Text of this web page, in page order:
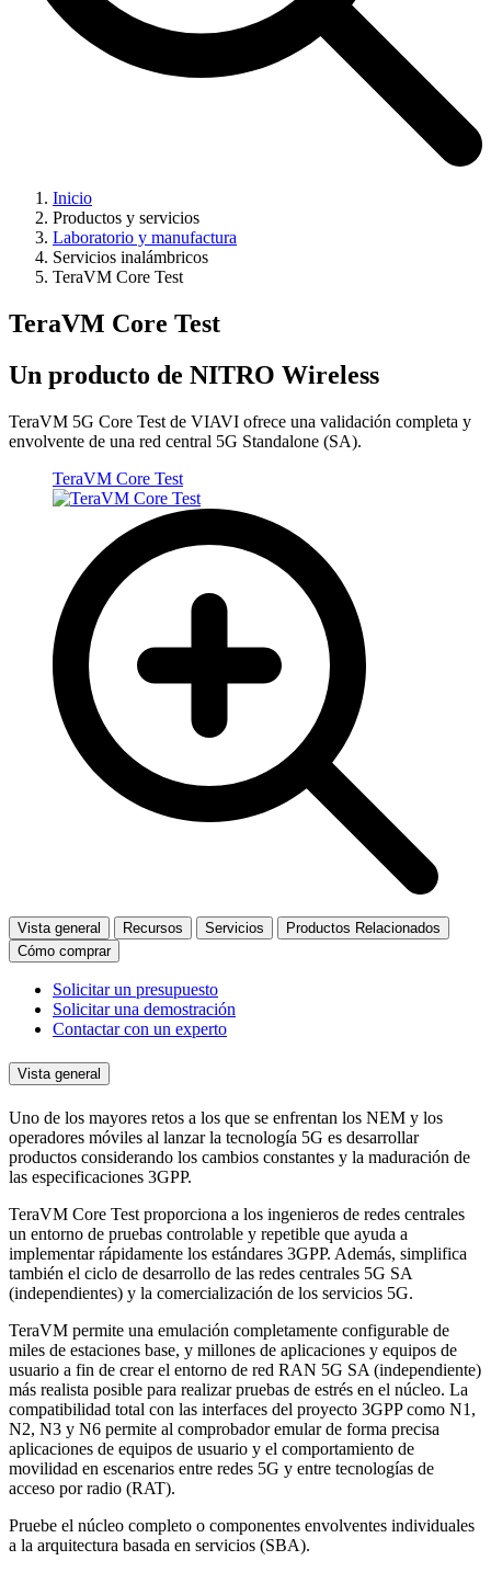
Inicio
Productos y servicios
Laboratorio y manufactura
Servicios inalámbricos
TeraVM Core Test
TeraVM Core Test
Un producto de NITRO Wireless
TeraVM 5G Core Test de VIAVI ofrece una validación completa y
envolvente de una red central 5G Standalone (SA).
TeraVM Core Test
Vista general Recursos Servicios
Productos Relacionados
Cómo comprar
Solicitar un presupuesto
Solicitar una demostración
Contactar con un experto
Vista general
Uno de los mayores retos a los que se enfrentan los NEM y los
operadores móviles al lanzar la tecnología 5G es desarrollar
productos considerando los cambios constantes y la maduración de
las especificaciones 3GPP.
TeraVM Core Test proporciona a los ingenieros de redes centrales
un entorno de pruebas controlable y repetible que ayuda a
implementar rápidamente los estándares 3GPP. Además, simplifica
también el ciclo de desarrollo de las redes centrales 5G SA
(independientes) y la comercialización de los servicios 5G.
TeraVM permite una emulación completamente configurable de
miles de estaciones base, y millones de aplicaciones y equipos de
usuario a fin de crear el entorno de red RAN 5G SA (independiente)
más realista posible para realizar pruebas de estrés en el núcleo. La
compatibilidad total con las interfaces del proyecto 3GPP como N1,
N2, N3 y N6 permite al comprobador emular de forma precisa
aplicaciones de equipos de usuario y el comportamiento de
movilidad en escenarios entre redes 5G y entre tecnologías de
acceso por radio (RAT).
Pruebe el núcleo completo o componentes envolventes individuales
a la arquitectura basada en servicios (SBA).